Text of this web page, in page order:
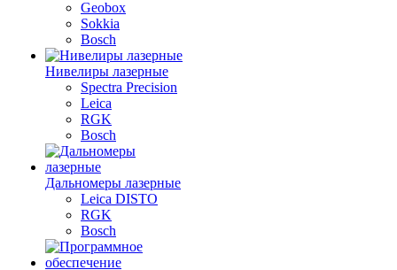
Geobox
Sokkia
Bosch
Нивелиры лазерные
Spectra Precision
Leica
RGK
Bosch
Дальномеры лазерные
Leica DISTO
RGK
Bosch